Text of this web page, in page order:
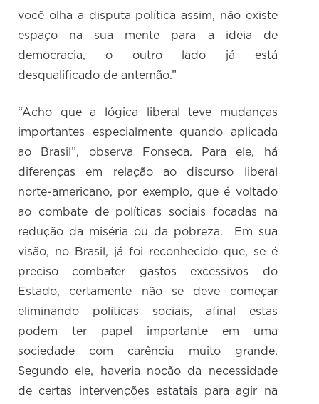
você olha a disputa política assim, não existe
espaço na sua mente para a ideia de
democracia, o outro lado já está
desqualificado de antemão.”
“Acho que a lógica liberal teve mudanças
importantes especialmente quando aplicada
ao Brasil”, observa Fonseca. Para ele, há
diferenças em relação ao discurso liberal
norte-americano, por exemplo, que é voltado
ao combate de políticas sociais focadas na
redução da miséria ou da pobreza. Em sua
visão, no Brasil, já foi reconhecido que, se é
preciso combater gastos excessivos do
Estado, certamente não se deve começar
eliminando políticas sociais, afinal estas
podem ter papel importante em uma
sociedade com carência muito grande.
Segundo ele, haveria noção da necessidade
de certas intervenções estatais para agir na